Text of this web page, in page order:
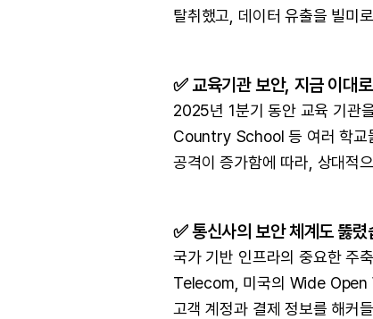
탈취했고, 데이터 유출을 빌미
✅ 교육기관 보안, 지금 이대
2025년 1분기 동안 교육 기관
Country School 등 여러 학교
공격이 증가함에 따라, 상대적
✅ 통신사의 보안 체계도 뚫렸
국가 기반 인프라의 중요한 주
Telecom, 미국의 Wide Open
고객 계정과 결제 정보를 해커